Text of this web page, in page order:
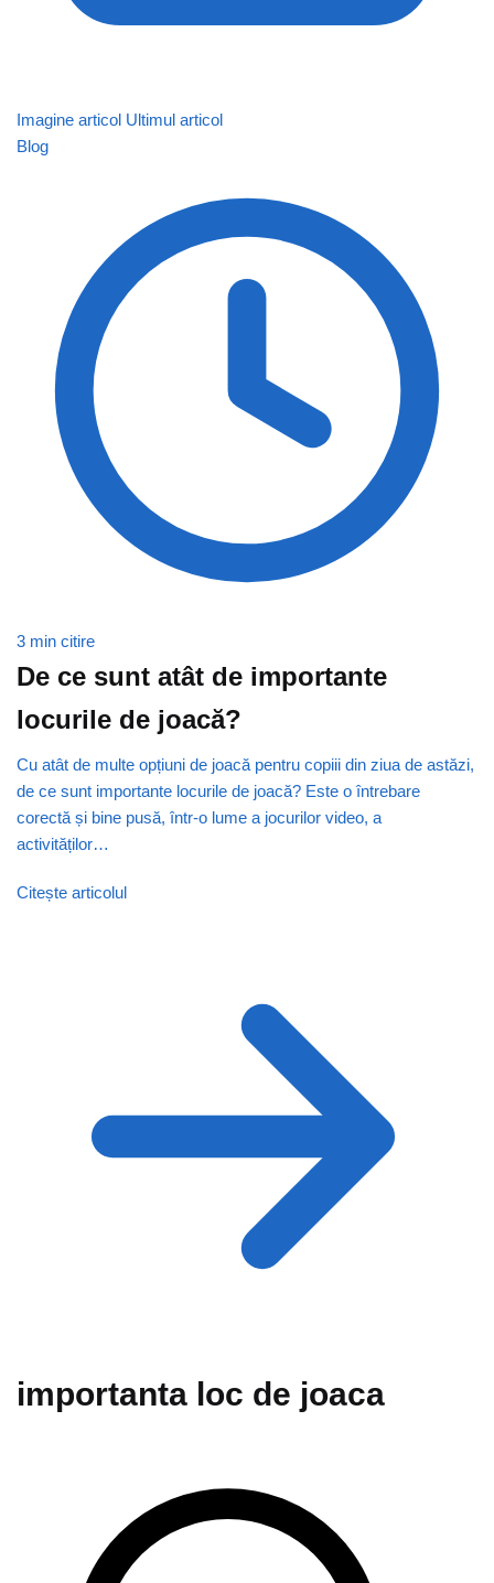
Imagine articol Ultimul articol
Blog
3 min citire
De ce sunt atât de importante
locurile de joacă?
Cu atât de multe opțiuni de joacă pentru copiii din ziua de astăzi,
de ce sunt importante locurile de joacă? Este o întrebare
corectă și bine pusă, într-o lume a jocurilor video, a
activităților…
Citește articolul
importanta loc de joaca